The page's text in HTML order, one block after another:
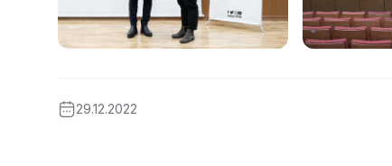
29.12.2022